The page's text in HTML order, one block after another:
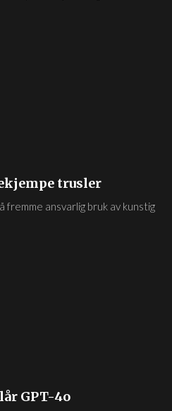
trusler
ansvarlig bruk av kunstig
GPT-4o